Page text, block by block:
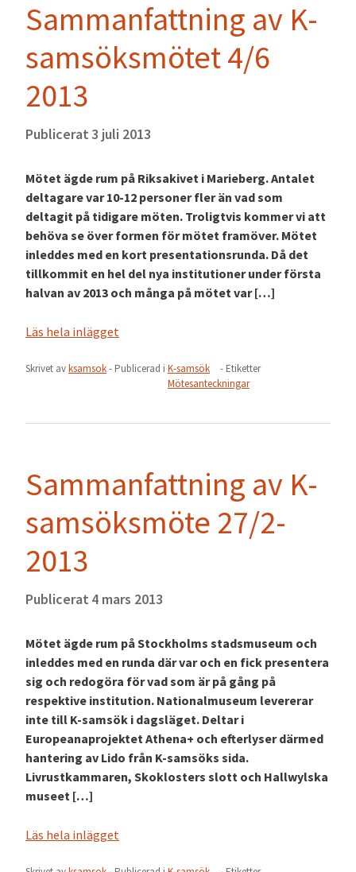
Sammanfattning av K-
samsöksmötet 4/6
2013
Publicerat3 juli 2013
Mötet ägde rum på Riksakivet i Marieberg. Antalet
deltagare var 10-12 personer fler än vad som
deltagit på tidigare möten. Troligtvis kommer vi att
behöva se över formen för mötet framöver. Mötet
inleddes med en kort presentationsrunda. Då det
tillkommit en hel del nya institutioner under första
halvan av 2013 och många på mötet var […]
Läs hela inlägget
Skrivet avksamsok- Publicerad i K-samsök
- Etiketter
Mötesanteckningar
Sammanfattning av K-
samsöksmöte 27/2-
2013
Publicerat 4 mars 2013
Mötet ägde rum på Stockholms stadsmuseum och
inleddes med en runda där var och en fick presentera
sig och redogöra för vad som är på gång på
respektive institution. Nationalmuseum levererar
inte till K-samsök i dagsläget. Deltar i
Europeanaprojektet Athena+ och efterlyser därmed
hantering av Lido från K-samsöks sida.
Livrustkammaren, Skoklosters slott och Hallwylska
museet […]
Läs hela inlägget